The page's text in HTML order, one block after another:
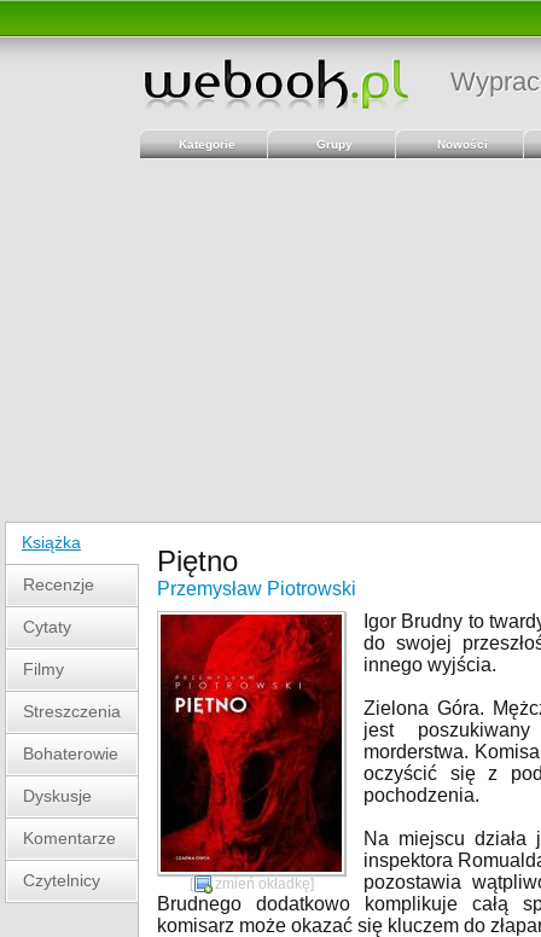
Kategorie Grupy Nowości
Książka
Recenzje
Cytaty
Filmy
Streszczenia
Bohaterowie
Dyskusje
Komentarze
Czytelnicy
Piętno
Przemysław Piotrowski
[ zmień okładkę]
Igor Brudny to
do swojej
innego wyjścia.
Zielona Góra.
jest
morderstwa.
oczyścić się z
pochodzenia.
Na miejscu działa
inspektora
pozostawia
Brudnego dodatkowo komplikuje całą
komisarz może okazać się kluczem do